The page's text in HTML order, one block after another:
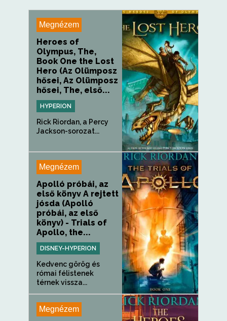
Megnézem
Heroes of
Olympus, The,
Book One the Lost
Hero (Az Olümposz
hősei, Az Olümposz
hősei, The, első...
HYPERION
Rick Riordan, a Percy
Jackson-sorozat...
Megnézem
Apolló próbái, az
első könyv A rejtett
jósda (Apolló
próbái, az első
könyv) - Trials of
Apollo, the...
DISNEY-HYPERION
Kedvenc görög és
római félistenek
térnek vissza...
Megnézem